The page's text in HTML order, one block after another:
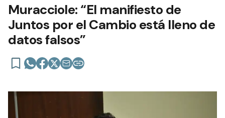
Muracciole: “El manifiesto de
Juntos por el Cambio está lleno de
datos falsos”